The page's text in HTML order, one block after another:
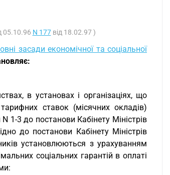
05.10.96 N 177від 18.02.97 )
засади економічної та соціальної
в установах і організаціях, що
ставок (місячних окладів)
1-3 до постанови Кабінету Міністрів
до постанови Кабінету Міністрів
установлюються з урахуванням
соціальних гарантій в оплаті